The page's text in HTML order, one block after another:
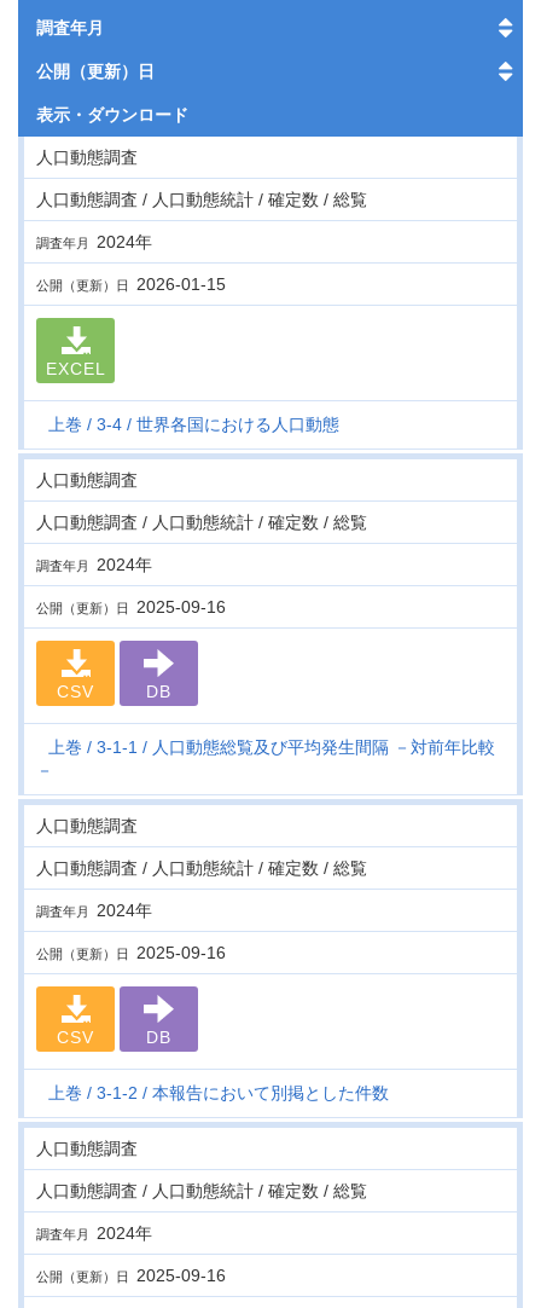
調査年月
公開（更新）日
表示・ ダウンロード
人口動態調査
人口動態調査 / 人口動態統計 / 確定数 / 総覧
調査年月 2024年
公開（更新）日 2026-01-15
EXCEL
上巻 3-4 世界各国における人口動態
人口動態調査
人口動態調査 / 人口動態統計 / 確定数 / 総覧
調査年月 2024年
公開（更新）日 2025-09-16
CSV DB
上巻 3-1-1
人口動態総覧及び平均発生間隔 －対前年比較
－
人口動態調査
人口動態調査 / 人口動態統計 / 確定数 / 総覧
調査年月 2024年
公開（更新）日 2025-09-16
CSV DB
上巻 3-1-2 本報告において別掲とした件数
人口動態調査
人口動態調査 / 人口動態統計 / 確定数 / 総覧
調査年月 2024年
公開（更新）日 2025-09-16